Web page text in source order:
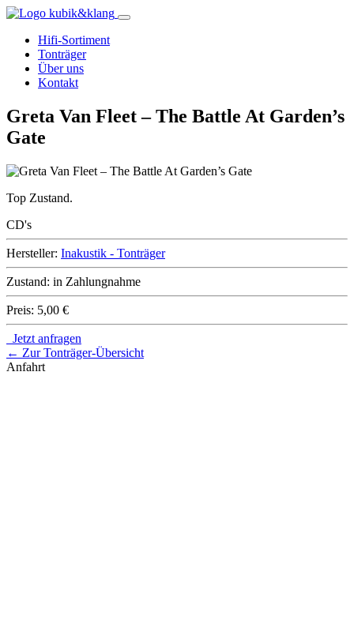
Hifi-Sortiment
Tonträger
Über uns
Kontakt
Greta Van Fleet – The Battle At Garden’s
Gate
Top Zustand.
CD's
Hersteller: Inakustik - Tonträger
Zustand: in Zahlungnahme
Preis: 5,00 €
Jetzt anfragen
← Zur Tonträger-Übersicht
Anfahrt